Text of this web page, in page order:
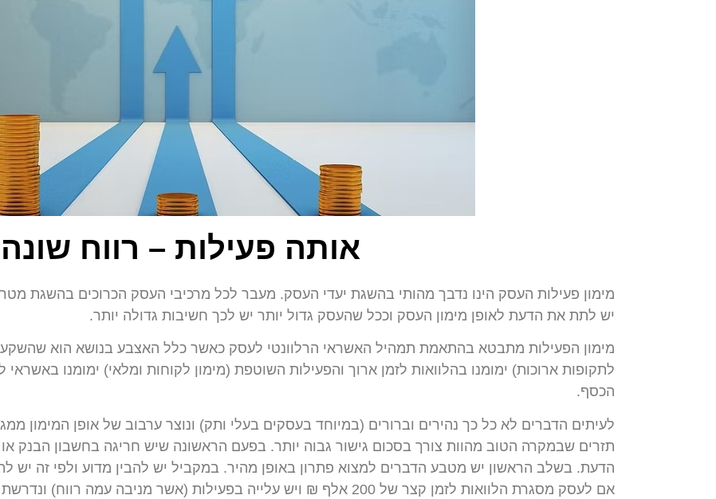
אותה פעילות – רווח שונה
מימון פעילות העסק הינו נדבך מהותי בהשגת יעדי העסק. מעבר לכל מרכיבי העסק הכרוכים בהשגת
יש לתת את הדעת לאופן מימון העסק וככל שהעסק גדול יותר יש לכך חשיבות גדולה יותר.
מימון הפעילות מתבטא בהתאמת תמהיל האשראי הרלוונטי לעסק כאשר כלל האצבע בנושא הוא
לתקופות ארוכות) ימומנו בהלוואות לזמן ארוך והפעילות השוטפת (מימון לקוחות ומלאי) ימומנו
הכסף.
לעיתים הדברים לא כל כך נהירים וברורים (במיוחד בעסקים בעלי ותק) ונוצר ערבוב של אופן המימון
תזרים שבמקרה הטוב מהוות צורך בסכום גישור גבוה יותר. בפעם הראשונה שיש חריגה בחשבון הבנק
הדעת. בשלב הראשון יש מטבע הדברים למצוא פתרון באופן מהיר. במקביל יש להבין מדוע ולפי זה יש